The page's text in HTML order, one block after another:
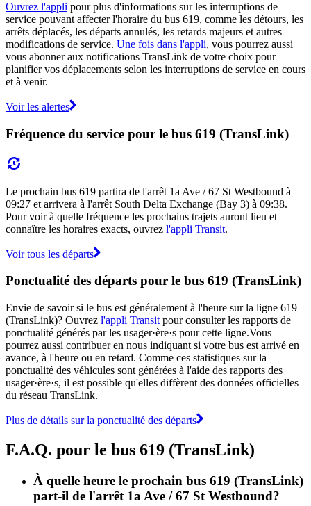
Ouvrez l'appli pour plus d'informations sur les interruptions de
service pouvant affecter l'horaire du bus 619, comme les détours, les
arrêts déplacés, les départs annulés, les retards majeurs et autres
modifications de service. Une fois dans l'appli, vous pourrez aussi
vous abonner aux notifications TransLink de votre choix pour
planifier vos déplacements selon les interruptions de service en cours
et à venir.
Voir les alertes
Fréquence du service pour le bus 619 (TransLink)
Le prochain bus 619 partira de l'arrêt 1a Ave / 67 St Westbound à
09:27 et arrivera à l'arrêt South Delta Exchange (Bay 3) à 09:38.
Pour voir à quelle fréquence les prochains trajets auront lieu et
connaître les horaires exacts, ouvrez l'appli Transit.
Voir tous les départs
Ponctualité des départs pour le bus 619 (TransLink)
Envie de savoir si le bus est généralement à l'heure sur la ligne 619
(TransLink)? Ouvrez l'appli Transit pour consulter les rapports de
ponctualité générés par les usager·ère·s pour cette ligne.Vous
pourrez aussi contribuer en nous indiquant si votre bus est arrivé en
avance, à l'heure ou en retard. Comme ces statistiques sur la
ponctualité des véhicules sont générées à l'aide des rapports des
usager·ère·s, il est possible qu'elles diffèrent des données officielles
du réseau TransLink.
Plus de détails sur la ponctualité des départs
F.A.Q. pour le bus 619 (TransLink)
À quelle heure le prochain bus 619 (TransLink)
part-il de l'arrêt 1a Ave / 67 St Westbound?